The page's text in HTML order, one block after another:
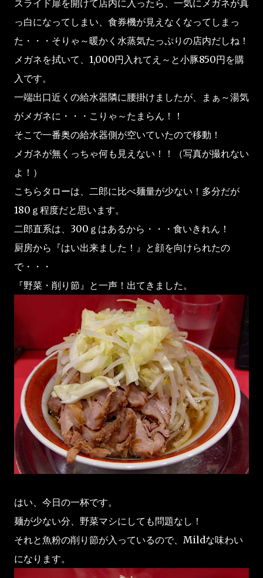
スライド扉を開けて店内に入ったら、一気にメガネが真
っ白になってしまい、食券機が見えなくなってしまっ
た・・・そりゃ～暖かく水蒸気たっぷりの店内だしね！
メガネを拭いて、1,000円入れてえ～と小豚850円を購
入です。
一端出口近くの給水器隣に腰掛けましたが、まぁ～湯気
がメガネに・・・こりゃ～たまらん！！
そこで一番奥の給水器側が空いていたので移動！
メガネが無くっちゃ何も見えない！！（写真が撮れない
よ！）
こちらタローは、二郎に比べ麺量が少ない！多分だが
180ｇ程度だと思います。
二郎直系は、300ｇはあるから・・・食いきれん！
厨房から『はい出来ました！』と顔を向けられたの
で・・・
『野菜・削り節』と一声！出てきました。
はい、今日の一杯です。
麺が少ない分、野菜マシにしても問題なし！
それと魚粉の削り節が入っているので、Mildな味わい
になります。